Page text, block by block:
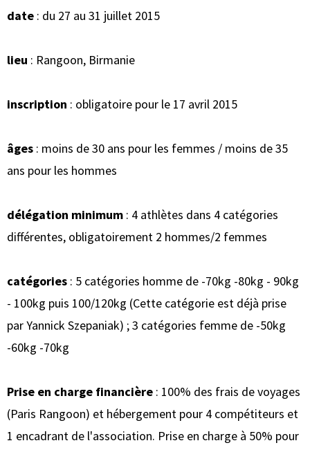
date : du 27 au 31 juillet 2015
lieu : Rangoon, Birmanie
inscription : obligatoire pour le 17 avril 2015
âges : moins de 30 ans pour les femmes / moins de 35
ans pour les hommes
délégation minimum : 4 athlètes dans 4 catégories
différentes, obligatoirement 2 hommes/2 femmes
catégories : 5 catégories homme de -70kg -80kg - 90kg
- 100kg puis 100/120kg (Cette catégorie est déjà prise
par Yannick Szepaniak) ; 3 catégories femme de -50kg
-60kg -70kg
Prise en charge financière : 100% des frais de voyages
(Paris Rangoon) et hébergement pour 4 compétiteurs et
1 encadrant de l'association. Prise en charge à 50% pour